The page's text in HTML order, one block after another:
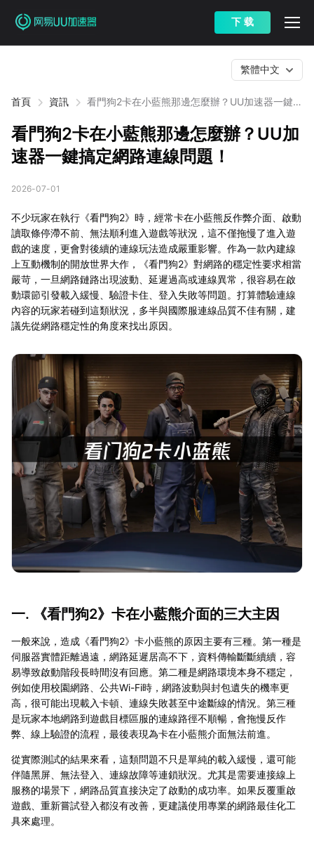
下 载
首頁 資訊
看門狗2卡在小藍熊那邊怎麼辦？UU加速器一鍵搞
繁體中文
看門狗2卡在小藍熊那邊怎麼辦？UU加
速器一鍵搞定網路連線問題！
2026-07-01
不少玩家在執行《看門狗2》時，經常卡在小藍熊反作弊介面、啟動
讀取條停滯不前、無法順利進入遊戲等狀況，這不僅拖慢了進入遊
戲的速度，更會對後續的連線玩法造成嚴重影響。作為一款內建線
上互動機制的開放世界大作，《看門狗2》對網路的穩定性要求相當
嚴苛，一旦網路鏈路出現波動、延遲過高或連線異常，很容易在啟
動環節引發載入緩慢、驗證卡住、登入失敗等問題。打算體驗連線
內容的玩家若碰到這類狀況，多半與國際服連線品質不佳有關，建
議先從網路穩定性的角度來找出原因。
一. 《看門狗2》卡在小藍熊介面的三大主因
一般來說，造成《看門狗2》卡小藍熊的原因主要有三種。第一種是
伺服器實體距離過遠，網路延遲居高不下，資料傳輸斷斷續續，容
易導致啟動階段長時間沒有回應。第二種是網路環境本身不穩定，
例如使用校園網路、公共Wi-Fi時，網路波動與封包遺失的機率更
高，很可能出現載入卡頓、連線失敗甚至中途斷線的情況。第三種
是玩家本地網路到遊戲目標區服的連線路徑不順暢，會拖慢反作
弊、線上驗證的流程，最後表現為卡在小藍熊介面無法前進。
從實際測試的結果來看，這類問題不只是單純的載入緩慢，還可能
伴隨黑屏、無法登入、連線故障等連鎖狀況。尤其是需要連接線上
服務的場景下，網路品質直接決定了啟動的成功率。如果反覆重啟
遊戲、重新嘗試登入都沒有改善，更建議使用專業的網路最佳化工
具來處理。